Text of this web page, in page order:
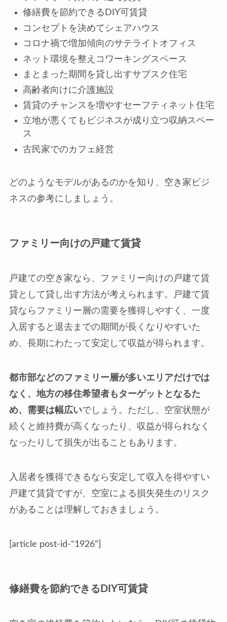
修繕費を節約できるDIY可賃貸
コンセプトを決めてシェアハウス
コロナ禍で増加傾向のサテライトオフィス
ネット環境を整えコワーキングスペース
まとまった期間を貸し出すサブスク住宅
高齢者向けに介護施設
賃貸のチャンスを増やすセーフティネット住宅
立地が悪くてもビジネスが成り立つ収納スペー
ス
古民家でのカフェ経営
どのようなモデルがあるのかを知り、空き家ビジ
ネスの参考にしましょう。
ファミリー向けの戸建て賃貸
戸建ての空き家なら、ファミリー向けの戸建て賃
貸として貸し出す方法が考えられます。戸建て賃
貸ならファミリー層の需要を獲得しやすく、一度
入居すると退去までの期間が長くなりやすいた
め、長期にわたって安定して収益が得られます。
都市部などのファミリー層が多いエリアだけでは
なく、地方の移住希望者もターゲットとなるた
め、需要は幅広いでしょう。ただし、空室状態が
続くと維持費が高くなったり、収益が得られなく
なったりして損失が出ることもあります。
入居者を獲得できるなら安定して収入を得やすい
戸建て賃貸ですが、空室による損失発生のリスク
があることは理解しておきましょう。
[article post-id-“1926”]
修繕費を節約できるDIY可賃貸